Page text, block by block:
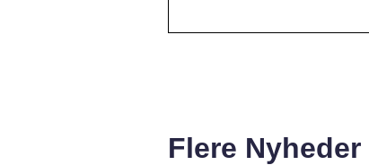
Flere Nyheder